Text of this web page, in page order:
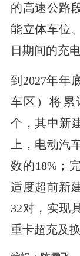
的高速公路
能立体车位
日期间的充
到2027年年
车区）将累
个，其中新
上，电动汽
数的18%；
适度超前新
32对，实现
重卡超充及